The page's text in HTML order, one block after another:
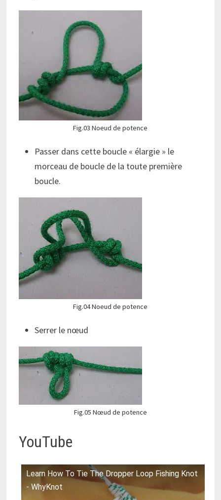
Fig.03 Noeud de potence
Passer dans cette boucle « élargie » le
morceau de boucle de la toute première
boucle.
Fig.04 Noeud de potence
Serrer le nœud
Fig.05 Nœud de potence
YouTube
Learn How To Tie The Dropper Loop Fishing Knot
- WhyKnot